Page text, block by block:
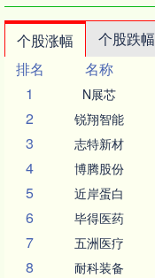
个股涨幅 个股跌幅
排名
名称
1
N展芯
2 锐翔智能
3 志特新材
4 博腾股份
5 近岸蛋白
6 毕得医药
7 五洲医疗
8 耐科装备